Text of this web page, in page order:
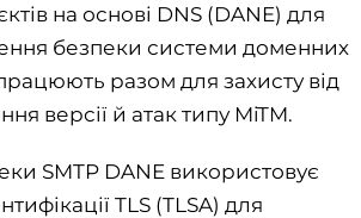
на основі DNS (DANE) для
безпеки системи доменних
разом для захисту від
версії й атак типу MiTM.
SMTP DANE використовує
TLS (TLSA) для